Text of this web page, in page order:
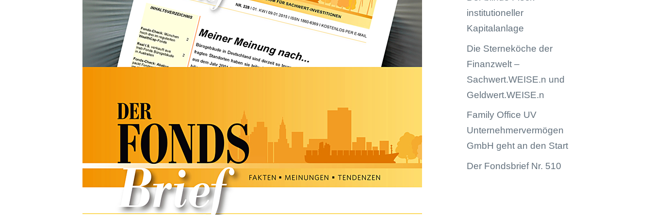
institutioneller
Kapitalanlage
Die Sterneköche der
Finanzwelt –
Sachwert.WEISE.n und
Geldwert.WEISE.n
Family Office UV
Unternehmervermögen
GmbH geht an den Start
Der Fondsbrief Nr. 510